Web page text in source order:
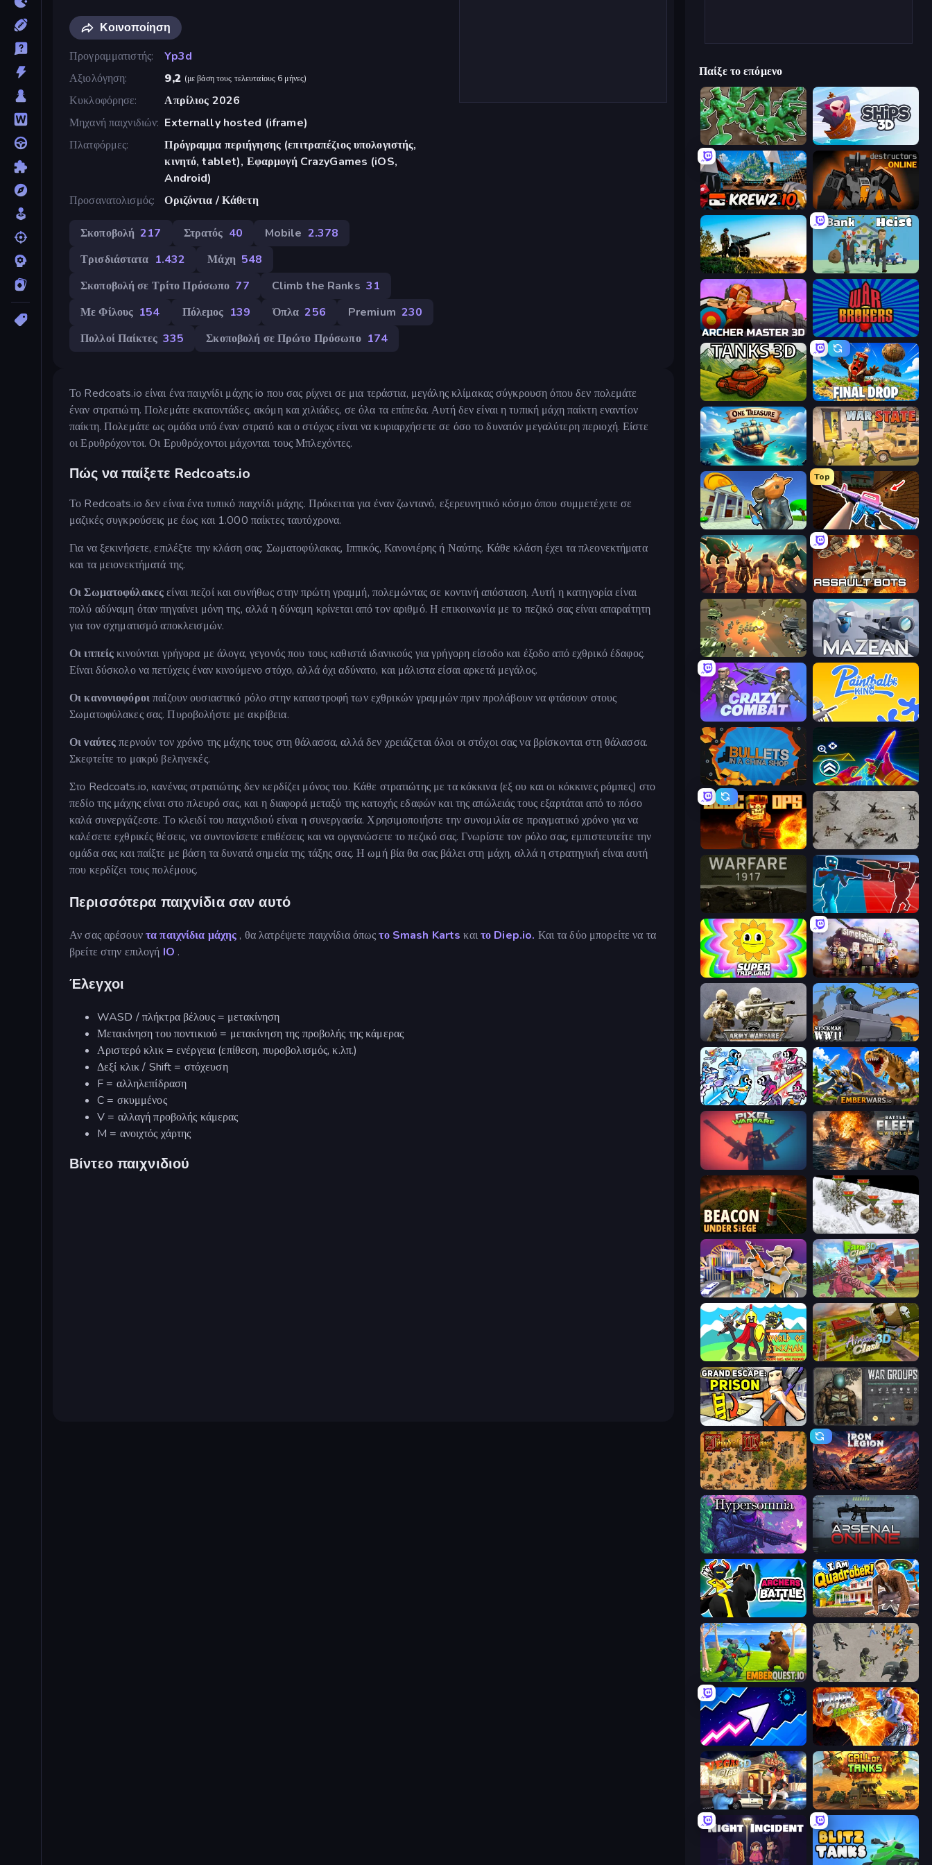
Κοινοποίηση
Προγραμματιστής
Yp3d
Αξιολόγηση
9,2 (με βάση τους τελευταίους 6 μήνες)
Κυκλοφόρησε
Απρίλιος 2026
Μηχανή παιχνιδιών Externally hosted (iframe)
Πλατφόρμες
Πρόγραμμα περιήγησης (επιτραπέζιος υπολογιστής,
κινητό, tablet), Εφαρμογή CrazyGames (iOS,
Android)
Προσανατολισμός
Οριζόντια / Κάθετη
Σκοποβολή 217 Στρατός 40 Mobile 2.378
Τρισδιάστατα 1.432 Μάχη 548
Σκοποβολή σε Τρίτο Πρόσωπο 77 Climb the Ranks 31
Με Φίλους 154 Πόλεμος 139 Όπλα 256 Premium 230
Πολλοί Παίκτες 335 Σκοποβολή σε Πρώτο Πρόσωπο 174
Το Redcoats.io είναι ένα παιχνίδι μάχης io που σας ρίχνει σε μια τεράστια, μεγάλης κλίμακας σύγκρουση όπου δεν πολεμάτε
έναν στρατιώτη. Πολεμάτε εκατοντάδες, ακόμη και χιλιάδες, σε όλα τα επίπεδα. Αυτή δεν είναι η τυπική μάχη παίκτη εναντίον
παίκτη. Πολεμάτε ως ομάδα υπό έναν στρατό και ο στόχος είναι να κυριαρχήσετε σε όσο το δυνατόν μεγαλύτερη περιοχή. Είστε
οι Ερυθρόχοντοι. Οι Ερυθρόχοντοι μάχονται τους Μπλεχόντες.
Πώς να παίξετε Redcoats.io
Το Redcoats.io δεν είναι ένα τυπικό παιχνίδι μάχης. Πρόκειται για έναν ζωντανό, εξερευνητικό κόσμο όπου συμμετέχετε σε
μαζικές συγκρούσεις με έως και 1.000 παίκτες ταυτόχρονα.
Για να ξεκινήσετε, επιλέξτε την κλάση σας: Σωματοφύλακας, Ιππικός, Κανονιέρης ή Ναύτης. Κάθε κλάση έχει τα πλεονεκτήματα
και τα μειονεκτήματά της.
Οι Σωματοφύλακεςείναι πεζοί και συνήθως στην πρώτη γραμμή, πολεμώντας σε κοντινή απόσταση. Αυτή η κατηγορία είναι
πολύ αδύναμη όταν πηγαίνει μόνη της, αλλά η δύναμη κρίνεται από τον αριθμό. Η επικοινωνία με το πεζικό σας είναι απαραίτητη
για τον σχηματισμό αποκλεισμών.
Οι ιππείςκινούνται γρήγορα με άλογα, γεγονός που τους καθιστά ιδανικούς για γρήγορη είσοδο και έξοδο από εχθρικό έδαφος.
Είναι δύσκολο να πετύχεις έναν κινούμενο στόχο, αλλά όχι αδύνατο, και μάλιστα είσαι αρκετά μεγάλος.
Οι κανονιοφόροιπαίζουν ουσιαστικό ρόλο στην καταστροφή των εχθρικών γραμμών πριν προλάβουν να φτάσουν στους
Σωματοφύλακες σας. Πυροβολήστε με ακρίβεια.
Οι ναύτεςπερνούν τον χρόνο της μάχης τους στη θάλασσα, αλλά δεν χρειάζεται όλοι οι στόχοι σας να βρίσκονται στη θάλασσα.
Σκεφτείτε το μακρύ βεληνεκές.
Στο Redcoats.io, κανένας στρατιώτης δεν κερδίζει μόνος του. Κάθε στρατιώτης με τα κόκκινα (εξ ου και οι κόκκινες ρόμπες) στο
πεδίο της μάχης είναι στο πλευρό σας, και η διαφορά μεταξύ της κατοχής εδαφών και της απώλειάς τους εξαρτάται από το πόσο
καλά συνεργάζεστε. Το κλειδί του παιχνιδιού είναι η συνεργασία. Χρησιμοποιήστε την συνομιλία σε πραγματικό χρόνο για να
καλέσετε εχθρικές θέσεις, να συντονίσετε επιθέσεις και να οργανώσετε το πεζικό σας. Γνωρίστε τον ρόλο σας, εμπιστευτείτε την
ομάδα σας και παίξτε με βάση τα δυνατά σημεία της τάξης σας. Η ωμή βία θα σας βάλει στη μάχη, αλλά η στρατηγική είναι αυτή
που κερδίζει τους πολέμους.
Περισσότερα παιχνίδια σαν αυτό
Αν σας αρέσουντα παιχνίδια μάχης , θα λατρέψετε παιχνίδια όπωςτο Smash Karts καιτο Diep.io. Και τα δύο μπορείτε να τα
βρείτε στην επιλογή IO .
Έλεγχοι
WASD / πλήκτρα βέλους = μετακίνηση
Μετακίνηση του ποντικιού = μετακίνηση της προβολής της κάμερας
Αριστερό κλικ = ενέργεια (επίθεση, πυροβολισμός, κ.λπ.)
Δεξί κλικ / Shift = στόχευση
F = αλληλεπίδραση
C = σκυμμένος
V = αλλαγή προβολής κάμερας
M = ανοιχτός χάρτης
Βίντεο παιχνιδιού
Παίξε το επόμενο
Soldiers - Capture and Control! Ships 3D
Krew.io Destructors Online
Artillery Vs Tanks Bank Heist
Archer Master 3D: Castle Defense War Brokers
Tanks 3D Final Drop
One Treasure War State IO: Conquer Battles
Bank Robbery 3
Top
KS Z
Horde Crusher Assault Bots
WW1 Battle Simulator Mazean
Crazy Combat Paintball King
BULLets in a China Shop Surf GO Parkour
BLOCOPS Warfare 1944
Warfare 1917 Battle of the Soldiers: Red vs Blue
SuperTrip.Land Simple Sandbox 3
Army Warfare Stickman WW2
Space Wars Battleground EmberWars.io
Pixel Warfare Battle Fleet World
Beacon Under Siege 1941 Frozen Front
Casino Robbery Farm Clash 3D
World of Stickman Classic RTS Airport Clash 3D
Grand Escape: Prison War Groups
Feudal Wars Iron Legion
Hypersomnia Arsenal Online
Archers Battle I Am Quadrober!
EmberQuest.io Battle Simulator: Prison & Police
Space Waves Moon Clash Heroes
Vegas Clash 3D Call of Tanks